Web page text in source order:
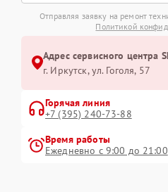
Отправляя заявку на ремонт
Политикой
Адрес сервисного центра
г. Иркутск, ул. ​Гоголя, 57
Горячая линия
+7 (395) 240-73-88
Время работы
Ежедневно с 9:00 до 21:00